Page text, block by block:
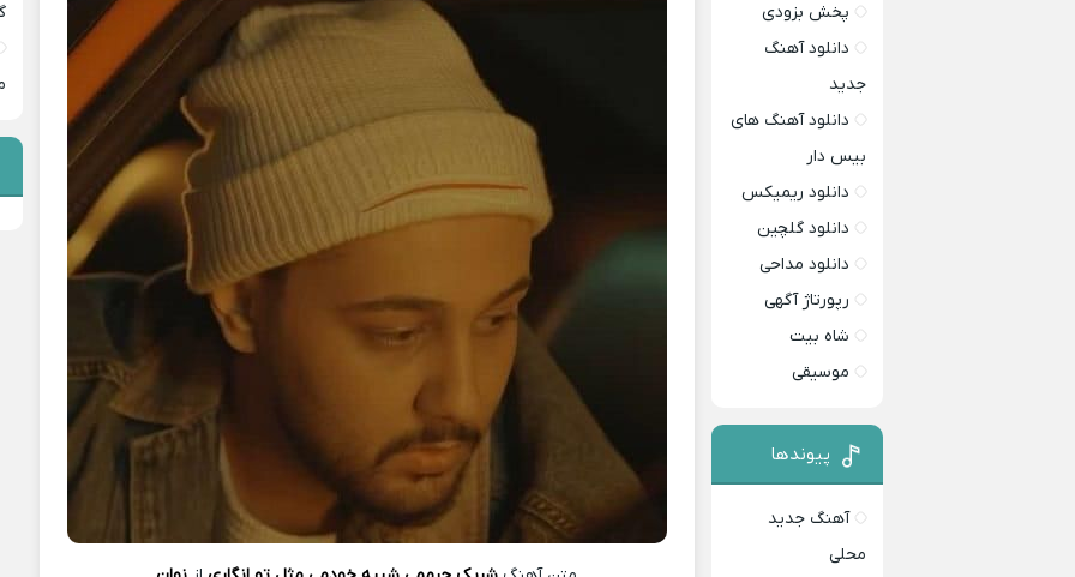
پخش بزودی
دانلود آهنگ
جدید
دانلود آهنگ های
بیس دار
دانلود ریمیکس
دانلود گلچین
دانلود مداحی
رپورتاژ آگهی
شاه بیت
موسیقی
پیوندها
آهنگ جدید
محلی